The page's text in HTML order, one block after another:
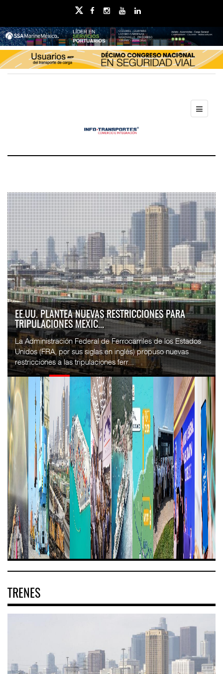
EE.UU. PLANTEA NUEVAS RESTRICCIONES PARA
TRIPULACIONES MEXIC...
La Administración Federal de Ferrocarriles de los Estados
Unidos (FRA, por sus siglas en inglés) propuso nuevas
restricciones a las tripulaciones ferr...
TRENES